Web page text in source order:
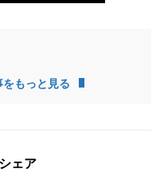
もっと見る
ェア